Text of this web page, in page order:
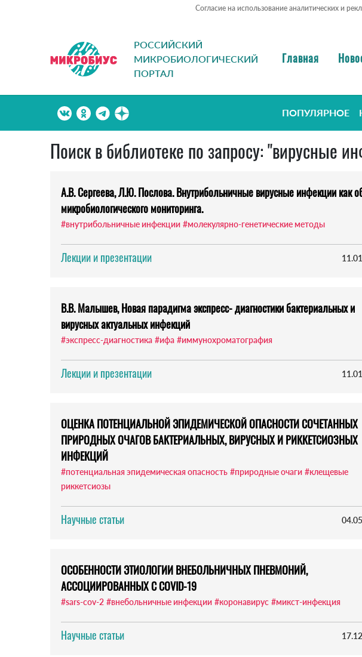
Согласие на использование аналитических и
РОССИЙСКИЙ
МИКРОБИОЛОГИЧЕСКИЙ
ПОРТАЛ
Главная
ПОПУЛЯРНОЕ
Поиск в библиотеке по запросу: "вирусные
А.В. Сергеева, Л.Ю. Послова. Внутрибольничные вирусные инфекции как
микробиологического мониторинга.
#внутрибольничные инфекции #молекулярно-генетические методы
Лекции и презентации
В.В. Малышев, Новая парадигма экспресс- диагностики бактериальных и
вирусных актуальных инфекций
#экспресс-диагностика #ифа #иммунохроматография
Лекции и презентации
ОЦЕНКА ПОТЕНЦИАЛЬНОЙ ЭПИДЕМИЧЕСКОЙ ОПАСНОСТИ СОЧЕТАННЫХ
ПРИРОДНЫХ ОЧАГОВ БАКТЕРИАЛЬНЫХ, ВИРУСНЫХ И РИККЕТСИОЗНЫХ
ИНФЕКЦИЙ
#потенциальная эпидемическая опасность #природные очаги #клещевые
риккетсиозы
Научные статьи
ОСОБЕННОСТИ ЭТИОЛОГИИ ВНЕБОЛЬНИЧНЫХ ПНЕВМОНИЙ,
АССОЦИИРОВАННЫХ С COVID-19
#sars-cov-2 #внебольничные инфекции #коронавирус #микст-инфекция
Научные статьи